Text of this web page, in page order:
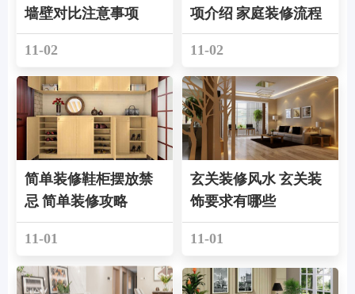
墙壁对比注意事项
11-02
项介绍 家庭装修流程
11-02
简单装修鞋柜摆放禁
忌 简单装修攻略
11-01
玄关装修风水 玄关装
饰要求有哪些
11-01